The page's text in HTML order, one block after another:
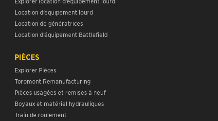
Location d’équipement lourd
Location de génératrices
Location d’équipement Battlefield
PIÈCES
Explorer Pièces
Toromont Remanufacturing
Pièces usagées et remises à neuf
Boyaux et matériel hydrauliques
Train de roulement